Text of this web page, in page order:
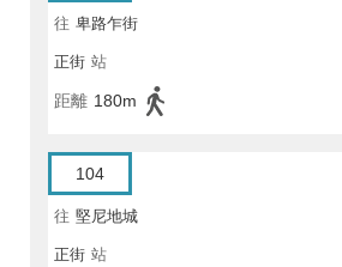
往 卑路乍街
正街 站
距離 180m
104
往 堅尼地城
正街 站